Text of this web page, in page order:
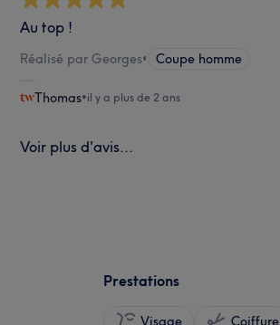
Au top !
Réalisé par Georges• Coupe homme
Thomas•il y a plus de 2 ans
Voir plus d'avis...
Prestations
Visage Coiffure